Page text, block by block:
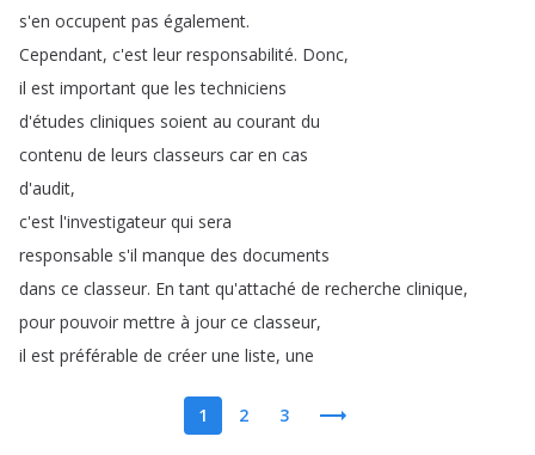
s'en occupent pas également.
Cependant, c'est leur responsabilité. Donc,
il est important que les techniciens
d'études cliniques soient au courant du
contenu de leurs classeurs car en cas
d'audit,
c'est l'investigateur qui sera
responsable s'il manque des documents
dans ce classeur. En tant qu'attaché de recherche clinique,
pour pouvoir mettre à jour ce classeur,
il est préférable de créer une liste, une
1 2 3